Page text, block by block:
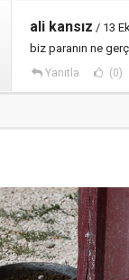
ali kansız / 13
biz paranın ne
Yanıtla (0)